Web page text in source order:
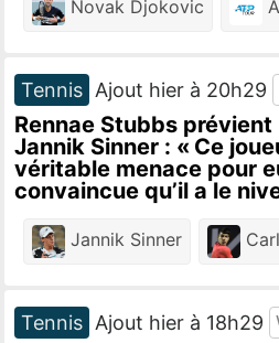
Novak Djokovic
Tennis Ajout hier à 20h29
Rennae Stubbs
Jannik Sinner : « Ce
véritable menace pour
convaincue qu’il a le
Jannik Sinner
Tennis Ajout hier à 18h29